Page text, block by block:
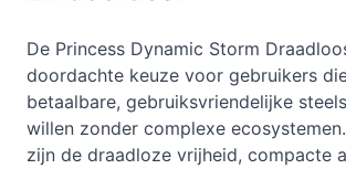
De Princess Dynamic Storm
doordachte keuze voor gebruikers
betaalbare, gebruiksvriendelijke
willen zonder complexe
zijn de draadloze vrijheid, compacte